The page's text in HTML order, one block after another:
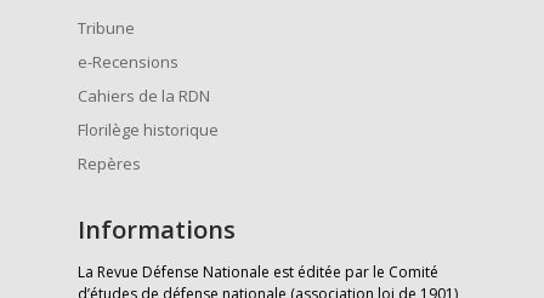
Tribune
e-Recensions
Cahiers de la RDN
Florilège historique
Repères
Informations
La Revue Défense Nationale est éditée par le Comité